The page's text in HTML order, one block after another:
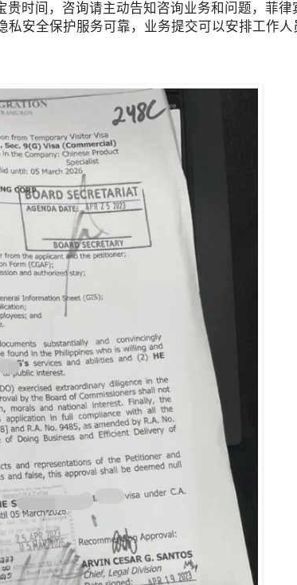
时间，咨询请主动告知咨询业务和问题，菲律
安全保护服务可靠，业务提交可以安排工作